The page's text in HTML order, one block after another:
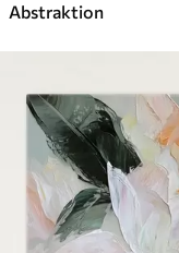
Abstraktion